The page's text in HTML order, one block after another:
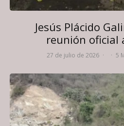
Jesús Plácido
reunión oficial
27 de julio de 2026 · · 5